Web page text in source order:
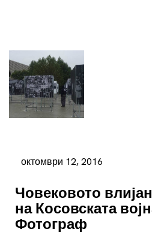
октомври 12, 2016
Човековото
на Косовската
Фотограф